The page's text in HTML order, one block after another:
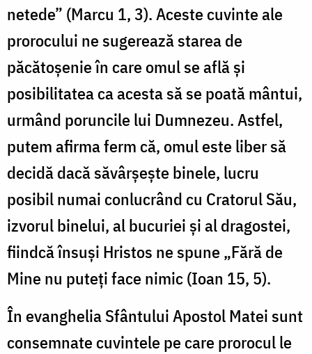
netede” (Marcu 1, 3). Aceste cuvinte ale
prorocului ne sugerează starea de
păcătoșenie în care omul se află și
posibilitatea ca acesta să se poată mântui,
urmând poruncile lui Dumnezeu. Astfel,
putem afirma ferm că, omul este liber să
decidă dacă săvârșește binele, lucru
posibil numai conlucrând cu Cratorul Său,
izvorul binelui, al bucuriei și al dragostei,
fiindcă însuși Hristos ne spune „Fără de
Mine nu puteţi face nimic (Ioan 15, 5).
În evanghelia Sfântului Apostol Matei sunt
consemnate cuvintele pe care prorocul le